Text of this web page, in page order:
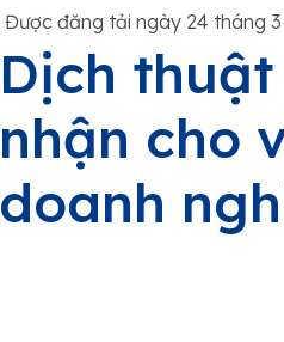
Được đăng tải ngày 24 tháng
cho